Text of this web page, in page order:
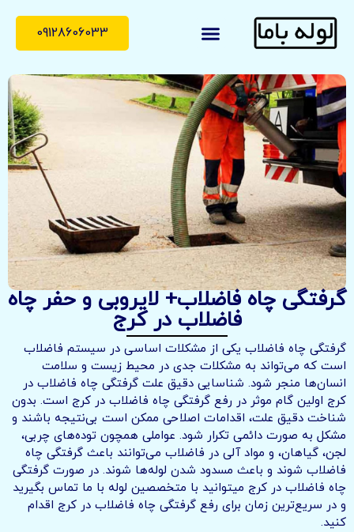
09128606033
گرفتگی چاه فاضلاب+ لایروبی و حفر چاه
فاضلاب در کرج
گرفتگی چاه فاضلاب یکی از مشکلات اساسی در سیستم فاضلاب
است که می‌تواند به مشکلات جدی در محیط زیست و سلامت
انسان‌ها منجر شود. شناسایی دقیق علت گرفتگی چاه فاضلاب در
کرج اولین گام موثر در رفع گرفتگی چاه فاضلاب در کرج است. بدون
شناخت دقیق علت، اقدامات اصلاحی ممکن است بی‌نتیجه باشند و
مشکل به صورت دائمی تکرار شود. عواملی همچون توده‌های چربی،
لجن، گیاهان، و مواد آلی در فاضلاب می‌توانند باعث گرفتگی چاه
فاضلاب شوند و باعث مسدود شدن لوله‌ها شوند. در صورت گرفتگی
چاه فاضلاب در کرج میتوانید با متخصصین لوله با ما تماس بگیرید
و در سریع‌ترین زمان برای رفع گرفتگی چاه فاضلاب در کرج اقدام
کنید.